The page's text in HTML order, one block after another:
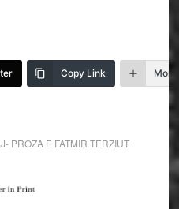
Copy Link More
PROZA E FATMIR TERZIUT